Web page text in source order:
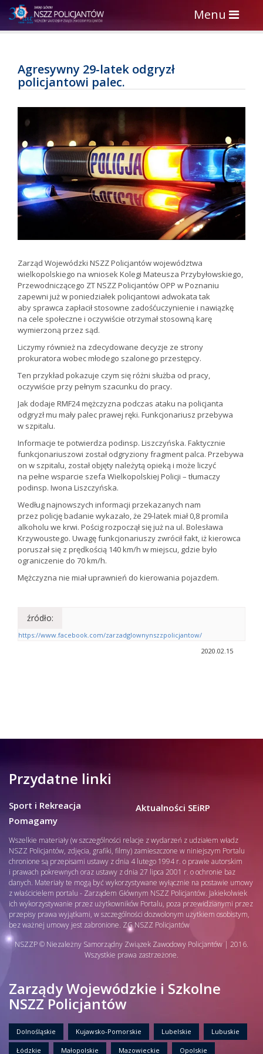
Toggle
navigation
Menu
Agresywny 29-latek odgryzł
policjantowi palec.
Zarząd Wojewódzki NSZZ Policjantów województwa
wielkopolskiego na wniosek Kolegi Mateusza Przybyłowskiego,
Przewodniczącego ZT NSZZ Policjantów OPP w Poznaniu
zapewni już w poniedziałek policjantowi adwokata tak
aby sprawca zapłacił stosowne zadośćuczynienie i nawiązkę
na cele społeczne i oczywiście otrzymał stosowną karę
wymierzoną przez sąd.
Liczymy również na zdecydowane decyzje ze strony
prokuratora wobec młodego szalonego przestępcy.
Ten przykład pokazuje czym się różni służba od pracy,
oczywiście przy pełnym szacunku do pracy.
Jak dodaje RMF24 mężczyzna podczas ataku na policjanta
odgryzł mu mały palec prawej ręki. Funkcjonariusz przebywa
w szpitalu.
Informacje te potwierdza podinsp. Liszczyńska. Faktycznie
funkcjonariuszowi został odgryziony fragment palca. Przebywa
on w szpitalu, został objęty należytą opieką i może liczyć
na pełne wsparcie szefa Wielkopolskiej Policji – tłumaczy
podinsp. Iwona Liszczyńska.
Według najnowszych informacji przekazanych nam
przez policję badanie wykazało, że 29-latek miał 0,8 promila
alkoholu we krwi. Pościg rozpoczął się już na ul. Bolesława
Krzywoustego. Uwagę funkcjonariuszy zwrócił fakt, iż kierowca
poruszał się z prędkością 140 km/h w miejscu, gdzie było
ograniczenie do 70 km/h.
Mężczyzna nie miał uprawnień do kierowania pojazdem.
źródło:
https://www.facebook.com/zarzadglownynszzpolicjantow/
2020.02.15
Przydatne linki
Sport i Rekreacja
Pomagamy
Aktualności SEiRP
Wszelkie materiały (w szczególności relacje z wydarzeń z udziałem władz
NSZZ Policjantów, zdjęcia, grafiki, filmy) zamieszczone w niniejszym Portalu
chronione są przepisami ustawy z dnia 4 lutego 1994 r. o prawie autorskim
i prawach pokrewnych oraz ustawy z dnia 27 lipca 2001 r. o ochronie baz
danych. Materiały te mogą być wykorzystywane wyłącznie na postawie umowy
z właścicielem portalu - Zarządem Głównym NSZZ Policjantów. Jakiekolwiek
ich wykorzystywanie przez użytkowników Portalu, poza przewidzianymi przez
przepisy prawa wyjątkami, w szczególności dozwolonym użytkiem osobistym,
bez ważnej umowy jest zabronione. ZG NSZZ Policjantów
NSZZP © Niezależny Samorządny Związek Zawodowy Policjantów | 2016.
Wszystkie prawa zastrzeżone.
Zarządy Wojewódzkie i Szkolne
NSZZ Policjantów
Dolnośląskie Kujawsko-Pomorskie Lubelskie Lubuskie
Łódzkie Małopolskie Mazowieckie Opolskie